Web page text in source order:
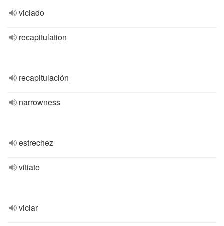
viciado
recapitulation
recapitulación
narrowness
estrechez
vitiate
viciar